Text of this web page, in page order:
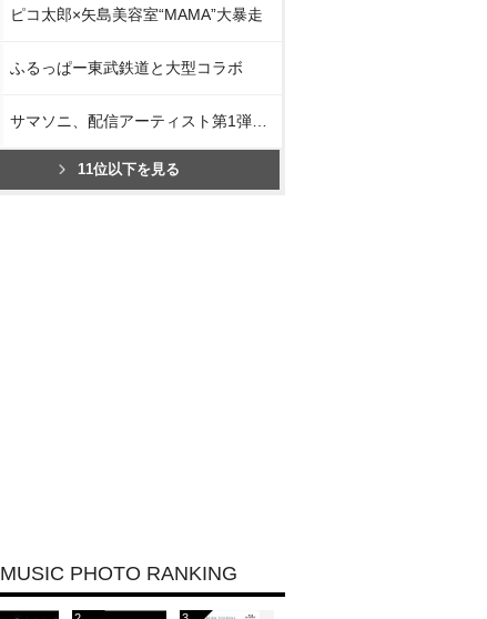
ピコ太郎×矢島美容室“MAMA”大暴走
ふるっぱー東武鉄道と大型コラボ
11位以下を見る
MUSIC PHOTO RANKING